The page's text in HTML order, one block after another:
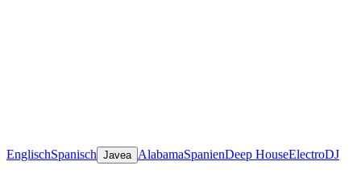
EnglischSpanisch Javea AlabamaSpanienDeep HouseElectroDJ